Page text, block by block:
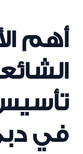
أهم
في